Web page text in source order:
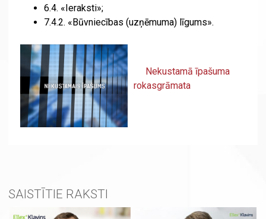
6.4. «Ieraksti»;
7.4.2. «Būvniecības (uzņēmuma) līgums».
Nekustamā īpašuma
rokasgrāmata
SAISTĪTIE RAKSTI